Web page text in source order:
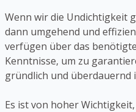
Wenn wir die Undichtigkeit
dann umgehend und
verfügen über das
Kenntnisse, um zu
gründlich und überdauernd
Es ist von hoher